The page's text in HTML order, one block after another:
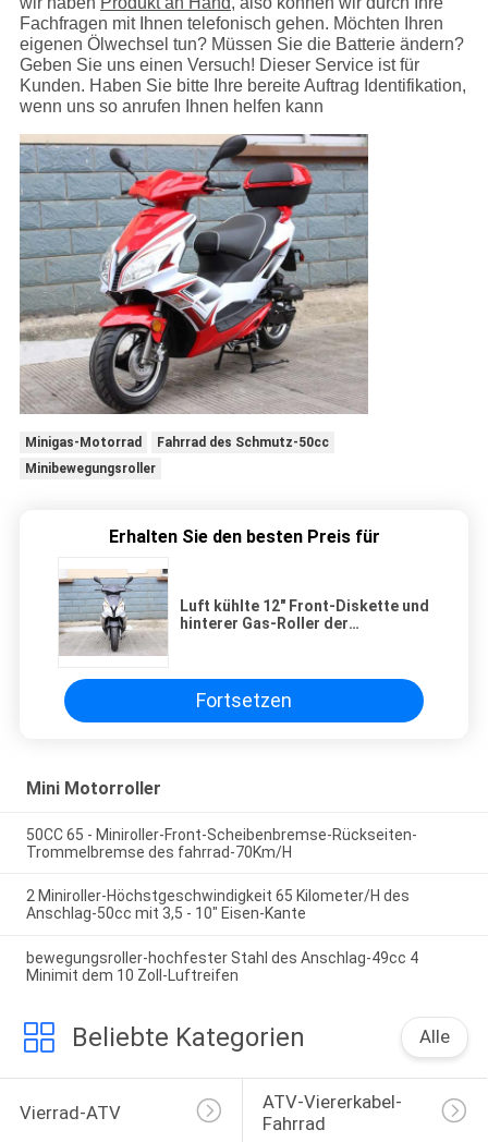
Fachfragen mit Ihnen telefonisch gehen. Möchten Ihren
eigenen Ölwechsel tun? Müssen Sie die Batterie ändern?
Geben Sie uns einen Versuch! Dieser Service ist für
Kunden. Haben Sie bitte Ihre bereite Auftrag Identifikation,
wenn uns so anrufen Ihnen helfen kann
Minigas-Motorrad
Fahrrad des Schmutz-50cc
Minibewegungsroller
Erhalten Sie den besten Preis für
Luft kühlte 12" Front-Diskette und
hinterer Gas-Roller der
Fortsetzen
Mini Motorroller
50CC 65 - Miniroller-Front-Scheibenbremse-Rückseiten-
Trommelbremse des fahrrad-70Km/H
2 Miniroller-Höchstgeschwindigkeit 65 Kilometer/H des
Anschlag-50cc mit 3,5 - 10" Eisen-Kante
bewegungsroller-hochfester Stahl des Anschlag-49cc 4
Minimit dem 10 Zoll-Luftreifen
Beliebte Kategorien Alle
Vierrad-ATV
ATV-Viererkabel-
Fahrrad